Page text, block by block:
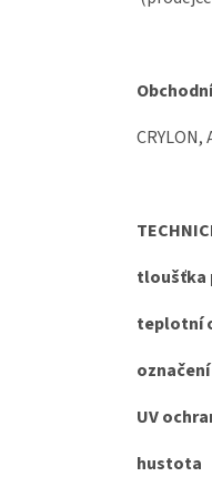
CRYLON,
tloušťka
teplotní
označení
UV
hustota